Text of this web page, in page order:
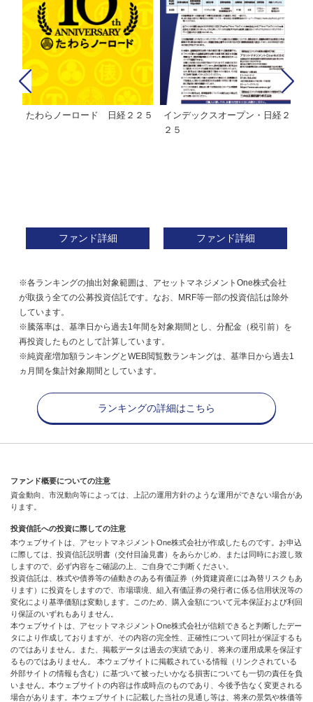
たわらノーロード 日経２２５
ファンド詳細
インデックスオープン・日経２
２５
ファンド詳細
※各ランキングの抽出対象範囲は、アセットマネジメントOne株式会社
が取扱う全ての公募投資信託です。なお、MRF等一部の投資信託は除外
しています。
※騰落率は、基準日から過去1年間を対象期間とし、分配金（税引前）を
再投資したものとして計算しています。
※純資産増加額ランキングとWEB閲覧数ランキングは、基準日から過去1
ヵ月間を集計対象期間としています。
ランキングの詳細はこちら
ファンド概要についての注意
資金動向、市況動向等によっては、上記の運用方針のような運用ができない場合があ
ります。
投資信託への投資に際しての注意
本ウェブサイトは、アセットマネジメントOne株式会社が作成したものです。お申込
に際しては、投資信託説明書（交付目論見書）をあらかじめ、または同時にお渡し致
しますので、必ず内容をご確認の上、ご自身でご判断ください。
投資信託は、株式や債券等の値動きのある有価証券（外貨建資産には為替リスクもあ
ります）に投資をしますので、市場環境、組入有価証券の発行者に係る信用状況等の
変化により基準価額は変動します。このため、購入金額について元本保証および利回
り保証のいずれもありません。
本ウェブサイトは、アセットマネジメントOne株式会社が信頼できると判断したデー
タにより作成しておりますが、その内容の完全性、正確性について同社が保証するも
のではありません。また、掲載データは過去の実績であり、将来の運用成果を保証す
るものではありません。 本ウェブサイトに掲載されている情報（リンクされている
外部サイトの情報も含む）に基づいて被ったいかなる損害についても一切の責任を負
いません。本ウェブサイトの内容は作成時点のものであり、今後予告なく変更される
場合があります。本ウェブサイトに記載した当社の見通し等は、将来の景気や株価等